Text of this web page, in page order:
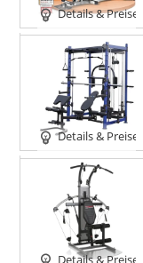
Details & Preise
Details & Preise
Details & Preise